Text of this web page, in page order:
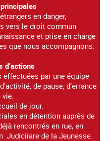
en danger,
vers le droit commun
et prise en charge
que nous accompagnons.
d’actions
par une équipe
de pause, d’errance
de jour.
en détention auprès de
rencontrés en rue, en
Judiciiare de la Jeunesse.